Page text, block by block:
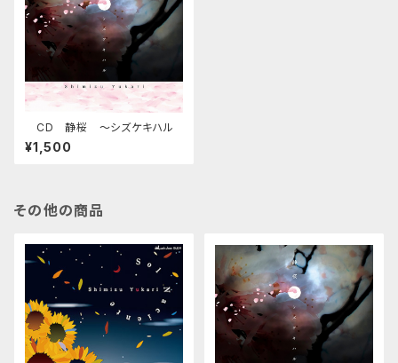
CD 静桜 〜シズケキハル
¥1,500
その他の商品